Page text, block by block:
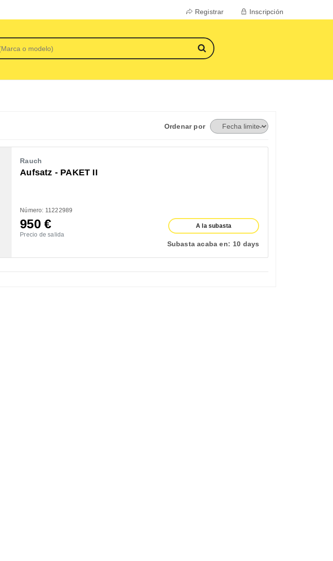
Registrar Inscripción
Ordenar por
Rauch
Aufsatz - PAKET II
Número: 11222989
950 €
Precio de salida
A la subasta
Subasta acaba en: 10 days